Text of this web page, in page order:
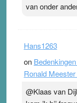
van onder
Hans1263
on
Ronald
@Klaas van